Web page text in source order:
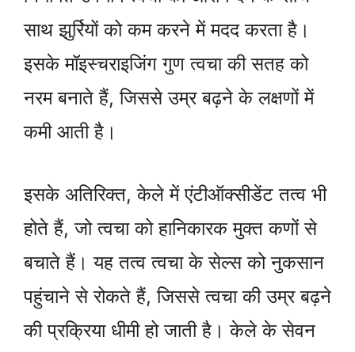
साथ झुर्रियों को कम करने में मदद करता है।
इसके मॉइस्चराइजिंग गुण त्वचा की सतह को
नरम बनाते हैं, जिससे उम्र बढ़ने के लक्षणों में
कमी आती है।
इसके अतिरिक्त, केले में एंटीऑक्सीडेंट तत्व भी
होते हैं, जो त्वचा को हानिकारक मुक्त कणों से
बचाते हैं। यह तत्व त्वचा के सेल्स को नुकसान
पहुंचाने से रोकते हैं, जिससे त्वचा की उम्र बढ़ने
की प्रक्रिया धीमी हो जाती है। केले के सेवन